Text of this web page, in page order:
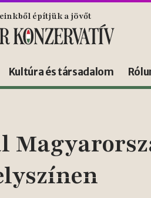
építjük a jövőt
Kultúra és társadalom